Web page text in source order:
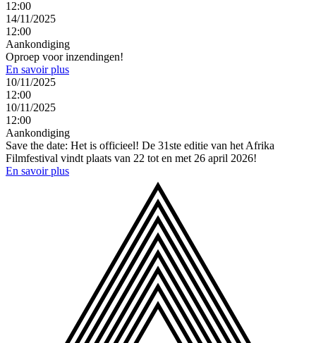
12:00
14/11/2025
12:00
Aankondiging
Oproep voor inzendingen!
En savoir plus
10/11/2025
12:00
10/11/2025
12:00
Aankondiging
Save the date: Het is officieel! De 31ste editie van het Afrika
Filmfestival vindt plaats van 22 tot en met 26 april 2026!
En savoir plus